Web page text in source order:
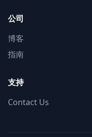
公司
博客
指南
支持
Contact Us